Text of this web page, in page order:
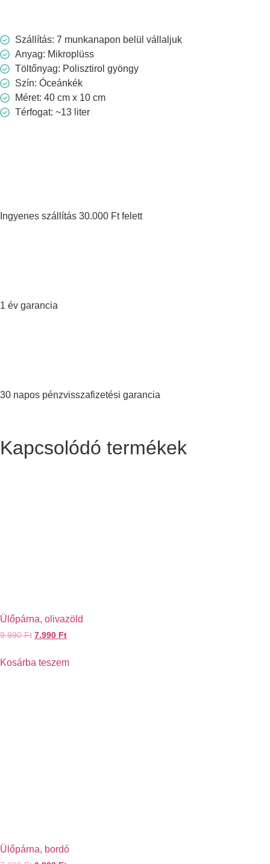
Szállítás: 7 munkanapon belül vállaljuk
Anyag: Mikroplüss
Töltőnyag: Polisztirol gyöngy
Szín: Óceánkék
Méret: 40 cm x 10 cm
Térfogat: ~13 liter
Ingyenes szállítás 30.000 Ft felett
1 év garancia
30 napos pénzvisszafizetési garancia
Kapcsolódó termékek
Ülőpárna, olivazöld
9.990Ft 7.990 Ft
Kosárba teszem
Ülőpárna, bordó